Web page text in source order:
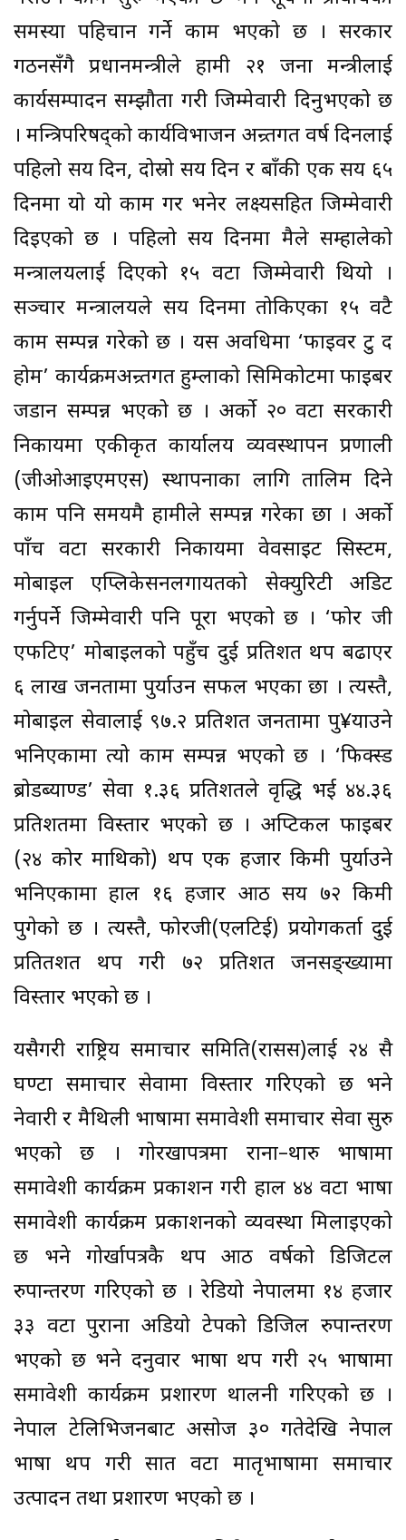
समस्या पहिचान गर्ने काम भएको छ । सरकार
गठनसँगै प्रधानमन्त्रीले हामी २१ जना मन्त्रीलाई
कार्यसम्पादन सम्झौता गरी जिम्मेवारी दिनुभएको छ
। मन्त्रिपरिषद्को कार्यविभाजन अन्र्तगत वर्ष दिनलाई
पहिलो सय दिन, दोस्रो सय दिन र बाँकी एक सय ६५
दिनमा यो यो काम गर भनेर लक्ष्यसहित जिम्मेवारी
दिइएको छ । पहिलो सय दिनमा मैले सम्हालेको
मन्त्रालयलाई दिएको १५ वटा जिम्मेवारी थियो ।
सञ्चार मन्त्रालयले सय दिनमा तोकिएका १५ वटै
काम सम्पन्न गरेको छ । यस अवधिमा ‘फाइवर टु द
होम’ कार्यक्रमअन्र्तगत हुम्लाको सिमिकोटमा फाइबर
जडान सम्पन्न भएको छ । अर्काे २० वटा सरकारी
निकायमा एकीकृत कार्यालय व्यवस्थापन प्रणाली
(जीओआइएमएस) स्थापनाका लागि तालिम दिने
काम पनि समयमै हामीले सम्पन्न गरेका छौँ । अर्को
पाँच वटा सरकारी निकायमा वेवसाइट सिस्टम,
मोबाइल एप्लिकेसनलगायतको सेक्युरिटी अडिट
गर्नुपर्ने जिम्मेवारी पनि पूरा भएको छ । ‘फोर जी
एफटिए’ मोबाइलको पहुँच दुई प्रतिशत थप बढाएर
६ लाख जनतामा पुर्याउन सफल भएका छौँ । त्यस्तै,
मोबाइल सेवालाई ९७.२ प्रतिशत जनतामा पु¥याउने
भनिएकामा त्यो काम सम्पन्न भएको छ । ‘फिक्स्ड
ब्रोडब्याण्ड’ सेवा १.३६ प्रतिशतले वृद्धि भई ४४.३६
प्रतिशतमा विस्तार भएको छ । अप्टिकल फाइबर
(२४ कोर माथिको) थप एक हजार किमी पुर्याउने
भनिएकामा हाल १६ हजार आठ सय ७२ किमी
पुगेको छ । त्यस्तै, फोरजी(एलटिई) प्रयोगकर्ता दुई
प्रतितशत थप गरी ७२ प्रतिशत जनसङ्ख्यामा
विस्तार भएको छ ।
यसैगरी राष्ट्रिय समाचार समिति(रासस)लाई २४ सै
घण्टा समाचार सेवामा विस्तार गरिएको छ भने
नेवारी र मैथिली भाषामा समावेशी समाचार सेवा सुरु
भएको छ । गोरखापत्रमा राना–थारु भाषामा
समावेशी कार्यक्रम प्रकाशन गरी हाल ४४ वटा भाषा
समावेशी कार्यक्रम प्रकाशनको व्यवस्था मिलाइएको
छ भने गोर्खापत्रकै थप आठ वर्षको डिजिटल
रुपान्तरण गरिएको छ । रेडियो नेपालमा १४ हजार
३३ वटा पुराना अडियो टेपको डिजिल रुपान्तरण
भएको छ भने दनुवार भाषा थप गरी २५ भाषामा
समावेशी कार्यक्रम प्रशारण थालनी गरिएको छ ।
नेपाल टेलिभिजनबाट असोज ३० गतेदेखि नेपाल
भाषा थप गरी सात वटा मातृभाषामा समाचार
उत्पादन तथा प्रशारण भएको छ ।